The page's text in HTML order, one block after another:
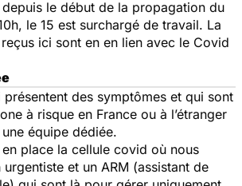
depuis le début de la propagation du
le 15 est surchargé de travail. La
ici sont en en lien avec le Covid
présentent des symptômes et qui sont
à risque en France ou à l’étranger
équipe dédiée.
place la cellule covid où nous
et un ARM (assistant de